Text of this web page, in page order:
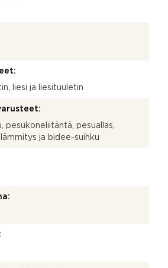
liesi ja liesituuletin
pesukoneliitäntä, pesuallas,
ja bidee-suihku